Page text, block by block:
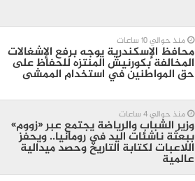
منذ حوالي 10 ساعات
محافظ الإسكندرية يوجه برفع الإشغالات
المخالفة بكورنيش المنتزه للحفاظ على
حق المواطنين في استخدام الممشى
منذ حوالي 4 ساعات
وزير الشباب والرياضة يجتمع عبر «زووم»
ببعثة ناشئات اليد في رومانيا.. ويحفز
اللاعبات لكتابة التاريخ وحصد ميدالية
عالمية